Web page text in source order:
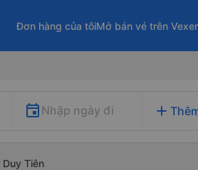
Đơn hàng của tôiMở bán vé trên
Nhập ngày đi add
Tiên